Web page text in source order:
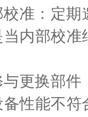
：定期
内部校
换部件
性能不